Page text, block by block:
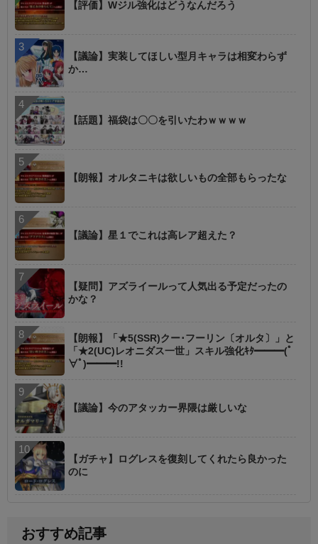
【評価】Wジル強化はどうなんだろう
【議論】実装してほしい型月キャラは相変わらず
か…
【話題】福袋は〇〇を引いたわｗｗｗｗ
【朗報】オルタニキは欲しいもの全部もらったな
【議論】星１でこれは高レア超えた？
【疑問】アズライールって人気出る予定だったの
かな？
【朗報】「★5(SSR)クー･フーリン〔オルタ〕」と
「★2(UC)レオニダス一世」スキル強化ｷﾀ━━━(ﾟ
∀ﾟ)━━━!!
【議論】今のアタッカー界隈は厳しいな
【ガチャ】ログレスを復刻してくれたら良かった
のに
おすすめ記事